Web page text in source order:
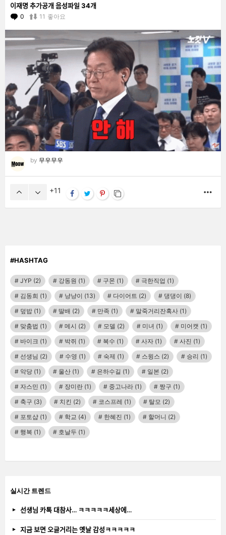
이재명 추가공개 음성파일 34개
0 Comments
11 좋아요
by 무우무우
11
#HASHTAG
JYP (2) 강동원 (1) 구몬 (1) 극한직업 (1)
김동희 (1) 냥냥이 (13) 다이어트 (2) 댕댕이 (8)
덮밥 (1) 딸배 (2) 만족 (1) 말죽거리잔혹사 (1)
맞춤법 (1) 메시 (2) 모델 (2) 미녀 (1) 미어캣 (1)
바이크 (1) 박쥐 (1) 복수 (1) 사자 (1) 사진 (1)
선생님 (2) 수영 (1) 숙제 (1) 스윙스 (2) 승리 (1)
악당 (1) 울산 (1) 은하수길 (1) 일본 (2)
자스민 (1) 장미란 (1) 중고나라 (1) 짱구 (1)
축구 (3) 치킨 (2) 코스프레 (1) 탈모 (2)
포토샵 (1) 학교 (4) 한혜진 (1) 할머니 (2)
행복 (1) 호날두 (1)
실시간 트렌드
선생님 카톡 대참사… ㅋㅋㅋㅋㅋ세상에…
지금 보면 오글거리는 옛날 감성ㅋㅋㅋㅋㅋ